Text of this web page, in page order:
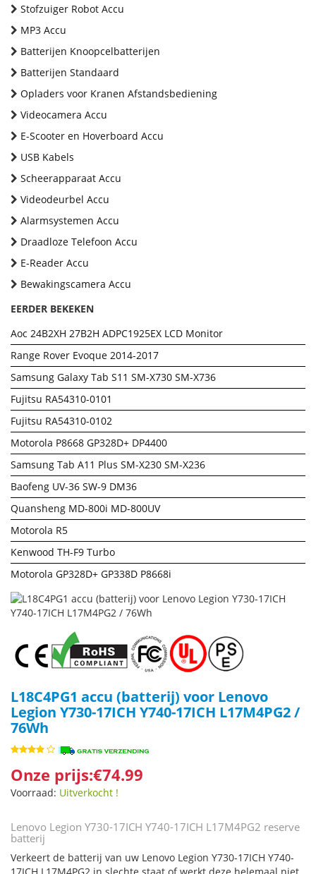
Stofzuiger Robot Accu
MP3 Accu
Batterijen Knoopcelbatterijen
Batterijen Standaard
Opladers voor Kranen Afstandsbediening
Videocamera Accu
E-Scooter en Hoverboard Accu
USB Kabels
Scheerapparaat Accu
Videodeurbel Accu
Alarmsystemen Accu
Draadloze Telefoon Accu
E-Reader Accu
Bewakingscamera Accu
EERDER BEKEKEN
Aoc 24B2XH 27B2H ADPC1925EX LCD Monitor
Range Rover Evoque 2014-2017
Samsung Galaxy Tab S11 SM-X730 SM-X736
Fujitsu RA54310-0101
Fujitsu RA54310-0102
Motorola P8668 GP328D+ DP4400
Samsung Tab A11 Plus SM-X230 SM-X236
Baofeng UV-36 SW-9 DM36
Quansheng MD-800i MD-800UV
Motorola R5
Kenwood TH-F9 Turbo
Motorola GP328D+ GP338D P8668i
L18C4PG1 accu (batterij) voor Lenovo
Legion Y730-17ICH Y740-17ICH L17M4PG2 /
76Wh
Onze prijs:€74.99
Voorraad: Uitverkocht !
Lenovo Legion Y730-17ICH Y740-17ICH L17M4PG2 reserve
batterij
Verkeert de batterij van uw Lenovo Legion Y730-17ICH Y740-